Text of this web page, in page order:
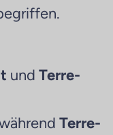
und Terre-
Terre-